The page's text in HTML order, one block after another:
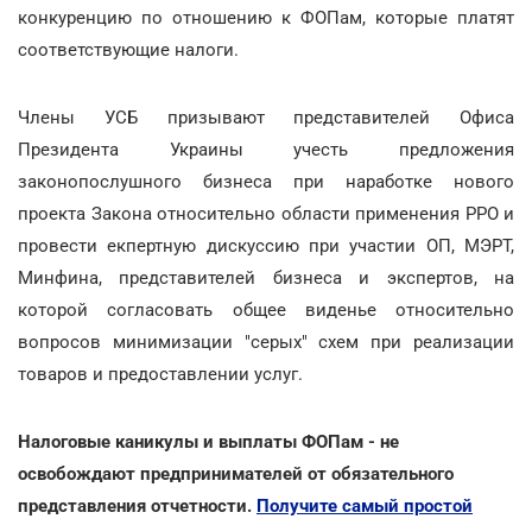
конкуренцию по отношению к ФОПам, которые платят
соответствующие налоги.
Члены УСБ призывают представителей Офиса
Президента Украины учесть предложения
законопослушного бизнеса при наработке нового
проекта Закона относительно области применения РРО и
провести екпертную дискуссию при участии ОП, МЭРТ,
Минфина, представителей бизнеса и экспертов, на
которой согласовать общее виденье относительно
вопросов минимизации "серых" схем при реализации
товаров и предоставлении услуг.
Налоговые каникулы и выплаты ФОПам - не
освобождают предпринимателей от обязательного
представления отчетности. Получите самый простой